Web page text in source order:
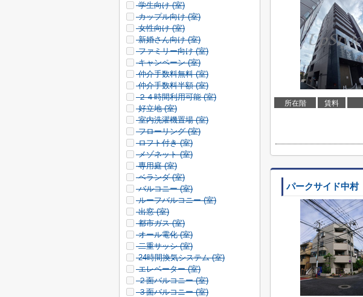
所在階 賃料
パークサイド中村
学生向け (室)
カップル向け (室)
女性向け (室)
新婚さん向け (室)
ファミリー向け (室)
キャンペーン (室)
仲介手数料無料 (室)
仲介手数料半額 (室)
２４時間利用可能 (室)
好立地 (室)
室内洗濯機置場 (室)
フローリング (室)
ロフト付き (室)
メゾネット (室)
専用庭 (室)
ベランダ (室)
バルコニー (室)
ルーフバルコニー (室)
出窓 (室)
都市ガス (室)
オール電化 (室)
二重サッシ (室)
24時間換気システム (室)
エレベーター (室)
２面バルコニー (室)
３面バルコニー (室)